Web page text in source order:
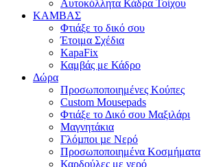
Αυτοκόλλητα Κάδρα Τοίχου
ΚΑΜΒΑΣ
Φτιάξε το δικό σου
Έτοιμα Σχέδια
KapaFix
Καμβάς με Κάδρο
Δώρα
Προσωποποιημένες Κούπες
Custom Mousepads
Φτιάξε το Δικό σου Μαξιλάρι
Μαγνητάκια
Γλόµποι µε Νερό
Προσωποποιημένα Κοσμήματα
Καρδούλες με νερό